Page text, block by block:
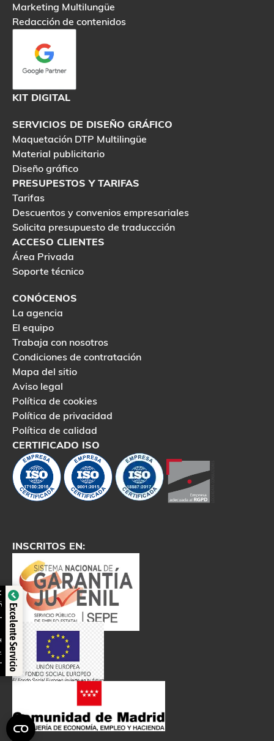
Marketing Multilungüe
Redacción de contenidos
KIT DIGITAL
SERVICIOS DE DISEÑO GRÁFICO
Maquetación DTP Multilingüe
Material publicitario
Diseño gráfico
PRESUPESTOS Y TARIFAS
Tarifas
Descuentos y convenios empresariales
Solicita presupuesto de traduccción
ACCESO CLIENTES
Área Privada
Soporte técnico
CONÓCENOS
La agencia
El equipo
Trabaja con nosotros
Condiciones de contratación
Mapa del sitio
Aviso legal
Política de cookies
Política de privacidad
Política de calidad
CERTIFICADO ISO
INSCRITOS EN:
Excelente Servicio
Verificado por: Trustindex